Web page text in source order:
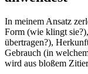
In meinem Ansatz
Form (wie klingt‍
übertragen?),
Gebrauch (in
wird aus bloßem